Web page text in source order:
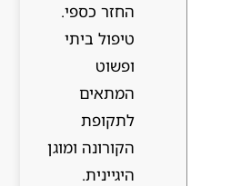
החזר כספי.
טיפול ביתי
ופשוט
המתאים
לתקופת
הקורונה ומוגן
היגיינית.